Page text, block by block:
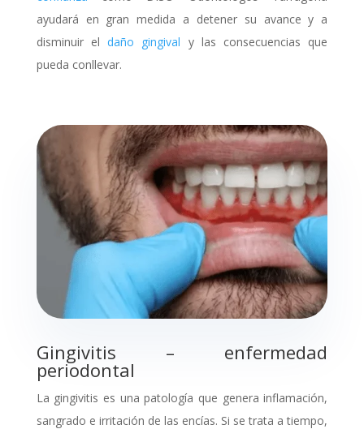
ayudará en gran medida a detener su avance y a
disminuir eldaño gingival y las consecuencias que
pueda conllevar.
Gingivitis – enfermedad
periodontal
La gingivitis es una patología que genera inflamación,
sangrado e irritación de las encías. Si se trata a tiempo,